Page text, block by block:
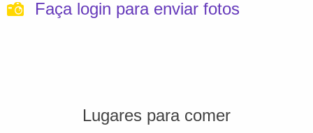
Faça login para enviar fotos
Lugares para comer